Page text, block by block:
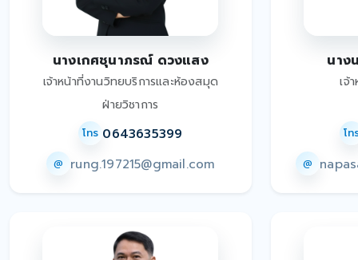
นางเกศชุนาภรณ์ ดวงแสง
เจ้าหน้าที่งานวิทยบริการและห้องสมุด
ฝ่ายวิชาการ
โทร 0643635399
@ rung.197215@gmail.com
นาง
เจ้
โท
@